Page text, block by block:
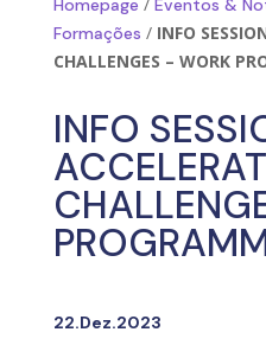
Homepage Eventos &
Formações / INFO
CHALLENGES – WORK
INFO
22.Dez.2023